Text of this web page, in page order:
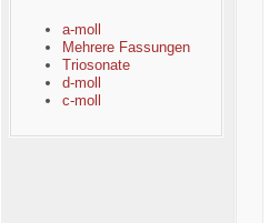
a-moll
Mehrere Fassungen
Triosonate
d-moll
c-moll